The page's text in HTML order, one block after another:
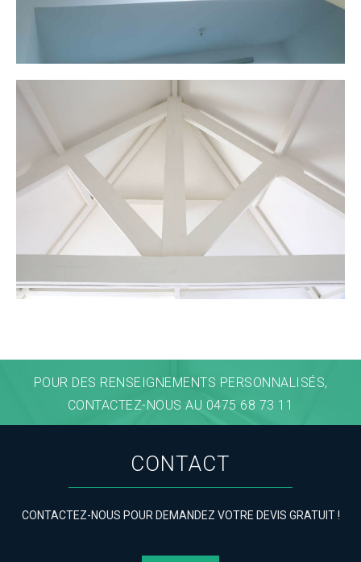
POUR DES RENSEIGNEMENTS PERSONNALISÉS,
CONTACTEZ-NOUS AU 0475 68 73 11
CONTACT
CONTACTEZ-NOUS POUR DEMANDEZ VOTRE DEVIS GRATUIT !